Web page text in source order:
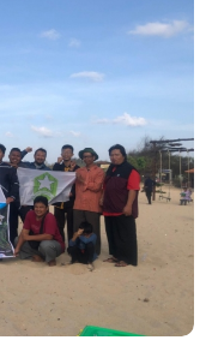
di masa lalu.
padat. Mudah sekali
Itulah beberapa Ciri –
rawan longsor